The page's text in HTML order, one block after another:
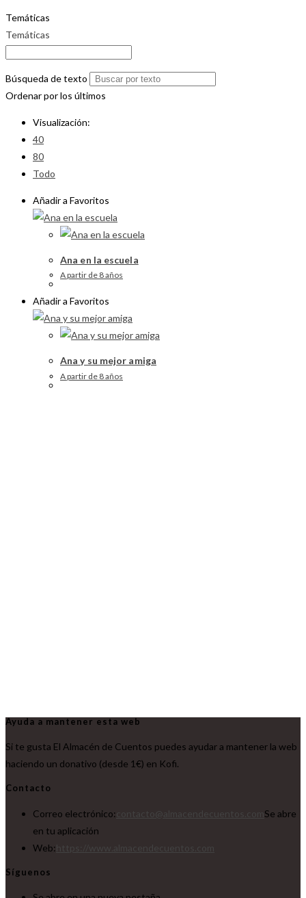
Temáticas
Temáticas
Búsqueda de texto
Ordenar por los últimos
Visualización:
40
80
Todo
Añadir a Favoritos
Ana en la escuela
A partir de 8 años
Añadir a Favoritos
Ana y su mejor amiga
A partir de 8 años
Ayuda a mantener esta web
Si te gusta El Almacén de Cuentos puedes ayudar a mantener la web
haciendo un donativo (desde 1€) en Kofi.
Contacto
Correo electrónico:
Se abre
en tu aplicación
Web:
Síguenos